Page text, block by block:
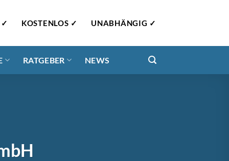
✓ KOSTENLOS ✓ UNABHÄNGIG ✓
RATGEBER NEWS